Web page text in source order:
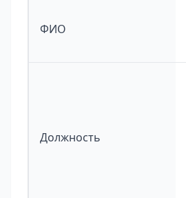
ФИО
Должность